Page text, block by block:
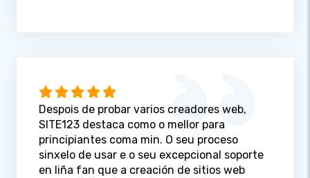
Despois de probar varios creadores web,
SITE123 destaca como o mellor para
principiantes coma min. O seu proceso
sinxelo de usar e o seu excepcional soporte
en liña fan que a creación de sitios web